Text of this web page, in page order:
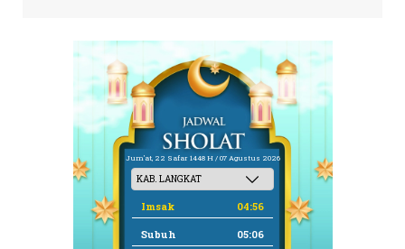
Jum'at, 22 Safar 1448 H / 07 Agustus 2026
Imsak 04:56
Subuh 05:06